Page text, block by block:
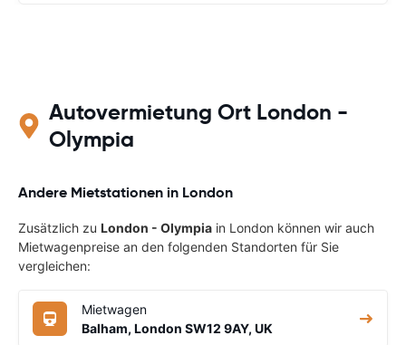
Autovermietung Ort London -
Olympia
Andere Mietstationen in London
Zusätzlich zu London - Olympia in London können wir auch
Mietwagenpreise an den folgenden Standorten für Sie
vergleichen:
Mietwagen
Balham, London SW12 9AY, UK